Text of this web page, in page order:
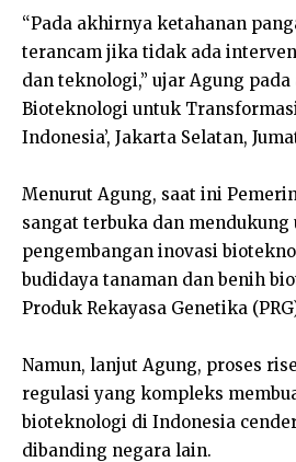
“Pada akhirnya ketahanan
terancam jika tidak ada
dan teknologi,” ujar Agung pada
Bioteknologi untuk
Indonesia’, Jakarta Selatan,
Menurut Agung, saat ini
sangat terbuka dan mendukung
pengembangan inovasi
budidaya tanaman dan benih
Produk Rekayasa Genetika
Namun, lanjut Agung, proses
regulasi yang kompleks
bioteknologi di Indonesia
dibanding negara lain.